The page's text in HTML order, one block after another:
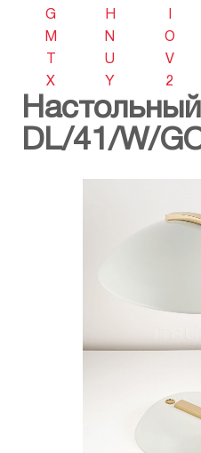
G
H
M
N O
U V
X
Y 2
DL/41/W/